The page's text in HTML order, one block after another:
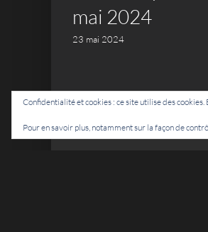
mai 2024
23 mai 2024
Confidentialité et cookies : ce site utilise des
Pour en savoir plus, notamment sur la façon de